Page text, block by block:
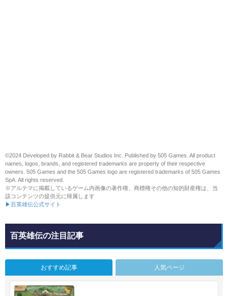
©2024 Developed by Rabbit & Bear Studios Inc. Published by 505 Games. All product
names, logos, brands, and registered trademarks are property of their respective
owners. 505 Games and the 505 Games logo are registered trademarks of 505 Games
SpA. All rights reserved.
※アルテマに掲載しているゲーム内画像の著作権、商標権その他の知的財産権は、当
該コンテンツの提供元に帰属します
▶百英雄伝公式サイト
百英雄伝の注目記事
おすすめ記事 人気ページ